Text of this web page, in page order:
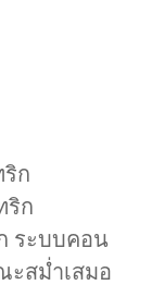
ก
ริก
ระบบคอน
ะสม่ำเสมอ